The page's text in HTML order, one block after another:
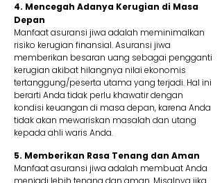
4. Mencegah Adanya Kerugian di Masa
Depan
Manfaat asuransi jiwa adalah meminimalkan
risiko kerugian finansial. Asuransi jiwa
memberikan besaran uang sebagai pengganti
kerugian akibat hilangnya nilai ekonomis
tertanggung/peserta utama yang terjadi. Hal ini
berarti Anda tidak perlu khawatir dengan
kondisi keuangan di masa depan, karena Anda
tidak akan mewariskan masalah dan utang
kepada ahli waris Anda.
5. Memberikan Rasa Tenang dan Aman
Manfaat asuransi jiwa adalah membuat Anda
menjadi lebih tenang dan aman. Misalnya jika